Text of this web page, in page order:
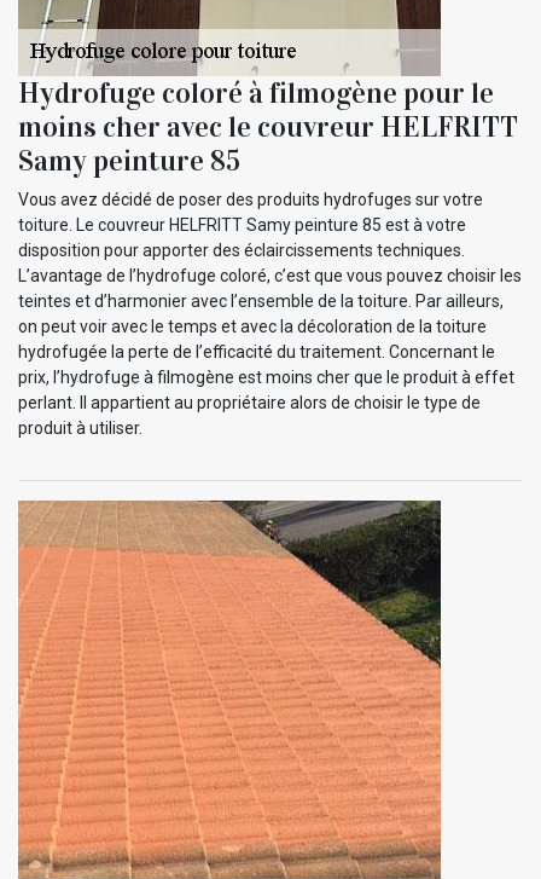
Hydrofuge coloré à filmogène pour le
moins cher avec le couvreur HELFRITT
Samy peinture 85
Vous avez décidé de poser des produits hydrofuges sur votre
toiture. Le couvreur HELFRITT Samy peinture 85 est à votre
disposition pour apporter des éclaircissements techniques.
L’avantage de l’hydrofuge coloré, c’est que vous pouvez choisir les
teintes et d’harmonier avec l’ensemble de la toiture. Par ailleurs,
on peut voir avec le temps et avec la décoloration de la toiture
hydrofugée la perte de l’efficacité du traitement. Concernant le
prix, l’hydrofuge à filmogène est moins cher que le produit à effet
perlant. Il appartient au propriétaire alors de choisir le type de
produit à utiliser.